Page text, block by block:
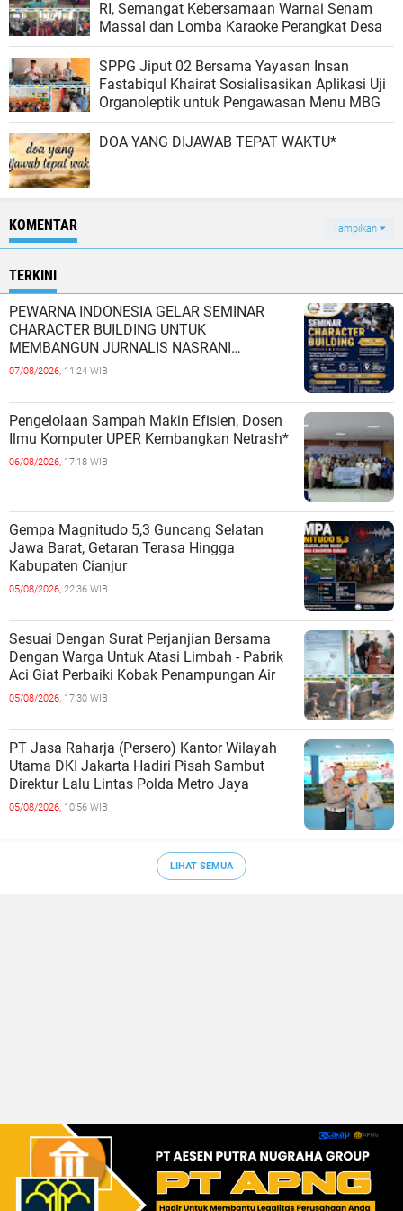
RI, Semangat Kebersamaan Warnai Senam
Massal dan Lomba Karaoke Perangkat Desa
SPPG Jiput 02 Bersama Yayasan Insan
Fastabiqul Khairat Sosialisasikan Aplikasi Uji
Organoleptik untuk Pengawasan Menu MBG
DOA YANG DIJAWAB TEPAT WAKTU*
KOMENTAR Tampilkan
TERKINI
PEWARNA INDONESIA GELAR SEMINAR
CHARACTER BUILDING UNTUK
MEMBANGUN JURNALIS NASRANI
BERINTEGRITAS DAN BERDAMPAK*
07/08/2026, 11:24 WIB
Pengelolaan Sampah Makin Efisien, Dosen
Ilmu Komputer UPER Kembangkan Netrash*
06/08/2026, 17:18 WIB
Gempa Magnitudo 5,3 Guncang Selatan
Jawa Barat, Getaran Terasa Hingga
Kabupaten Cianjur
05/08/2026, 22:36 WIB
Sesuai Dengan Surat Perjanjian Bersama
Dengan Warga Untuk Atasi Limbah - Pabrik
Aci Giat Perbaiki Kobak Penampungan Air
05/08/2026, 17:30 WIB
PT Jasa Raharja (Persero) Kantor Wilayah
Utama DKI Jakarta Hadiri Pisah Sambut
Direktur Lalu Lintas Polda Metro Jaya
05/08/2026, 10:56 WIB
LIHAT SEMUA